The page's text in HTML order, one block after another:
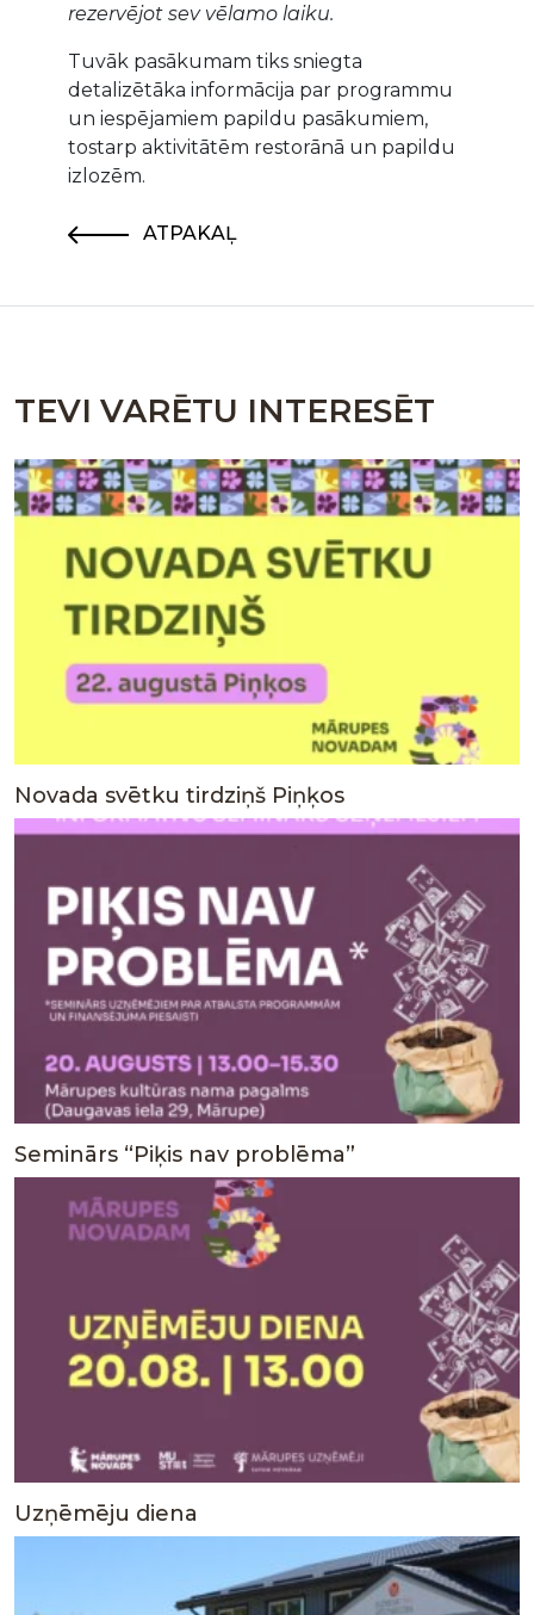
rezervējot sev vēlamo laiku.
Tuvāk pasākumam tiks sniegta
detalizētāka informācija par programmu
un iespējamiem papildu pasākumiem,
tostarp aktivitātēm restorānā un papildu
izlozēm.
ATPAKAĻ
TEVI VARĒTU INTERESĒT
Novada svētku tirdziņš Piņķos
Seminārs “Piķis nav problēma”
Uzņēmēju diena